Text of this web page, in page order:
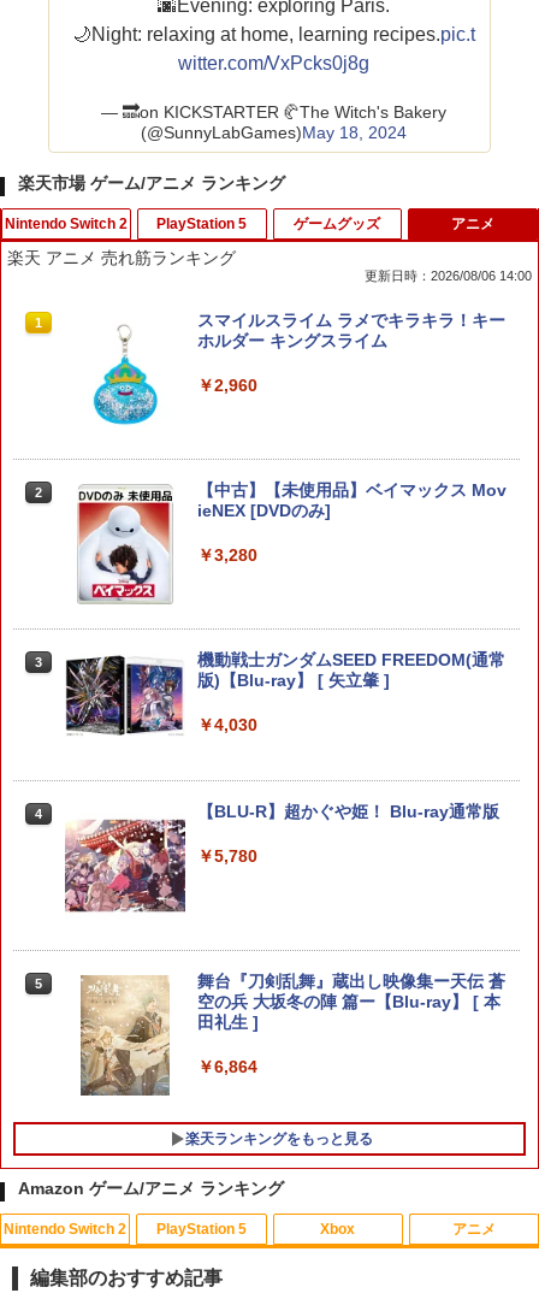
🌆Evening: exploring Paris.
🌙Night: relaxing at home, learning recipes.pic.t
witter.com/VxPcks0j8g
— 🔜on KICKSTARTER 🥐The Witch's Bakery
(@SunnyLabGames)May 18, 2024
楽天市場 ゲーム/アニメ ランキング
Nintendo Switch 2
1
スーパー マリオパーティ ジャンボリー
Nintendo Switch 2 Edition ＋ ジャンボ
2
【PowerA 公式ストア】パワーエー アド
バンテージ・ワイヤレスコントローラー
天堂公式ライセンス商品】送料無料 国内
つく日｜ポイント最大49.5倍】【新品未
ターパック全国送料無料
￥7,987
￥8,118
PlayStation 5
1
【早期購入特典付き】【2026年10月29
日発売】 スパイクチュンソフト｜Spike
2
オリ特付【08/27発売日お届け☆予約】
【新品】【PS5】METAL GEAR SOLID :
★浅草マッハオリジナル特典マイクロフ
少女たちのキセキ PS5版(【早期購入特
HILL: Townfall(アクリルキーホルダー+
￥7,480
ゲームグッズ
1
NewスーパーマリオブラザーズWii ノコ
ノコエアホッケー
￥1,218
人遊び 電池式 脳トレ 麻雀 卓上 玩具 お
もちゃ ゲーム 持ち運び ポータブル 高齢
間 敬老の日 父の日 ギフト 3ヶ月保証 EF
ゲーム機 本体 脳を鍛える大人の娯楽ゲ
レッドブリーダー3 KTFC-008B【メール
￥4,980
ーズ
￥6,500
アニメ
楽天 アニメ 売れ筋ランキング
更新日時：2026/08/06 14:00
1
スマイルスライム ラメでキラキラ！キー
ホルダー キングスライム
￥2,960
2
【中古】【未使用品】ベイマックス Mov
ieNEX [DVDのみ]
￥3,280
3
機動戦士ガンダムSEED FREEDOM(通常
版)【Blu-ray】 [ 矢立肇 ]
￥4,030
4 【BLU-R】超かぐや姫！ Blu-ray通常版
￥5,780
5
舞台『刀剣乱舞』蔵出し映像集ー天伝 蒼
空の兵 大坂冬の陣 篇ー【Blu-ray】 [ 本
田礼生 ]
￥6,864
楽天ランキングをもっと見る
Amazon ゲーム/アニメ ランキング
Nintendo Switch 2 PlayStation 5 Xbox アニメ
編集部のおすすめ記事